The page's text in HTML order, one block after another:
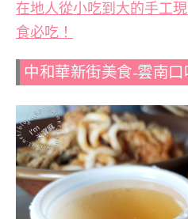
在地人從小吃到大的手工
食必吃！
中和華新街美食-雲南